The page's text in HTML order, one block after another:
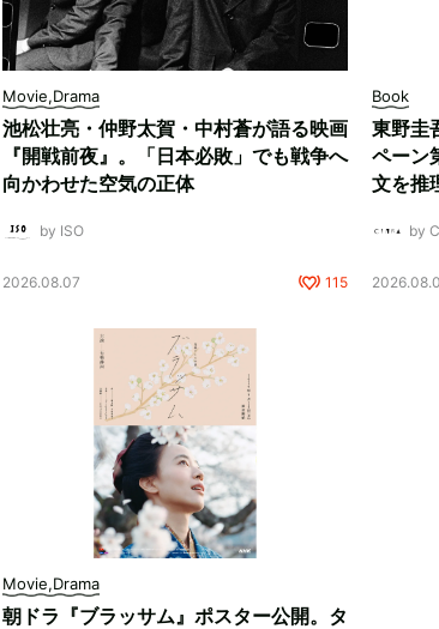
Movie,Drama
池松壮亮・仲野太賀・中村蒼が語る映画
『開戦前夜』。「日本必敗」でも戦争へ
向かわせた空気の正体
by ISO
2026.08.07 115
Book
東野圭
ペーン
文を推
by
Movie,Drama
朝ドラ『ブラッサム』ポスター公開。タ